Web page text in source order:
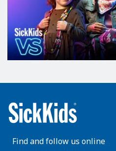
Find and follow us online